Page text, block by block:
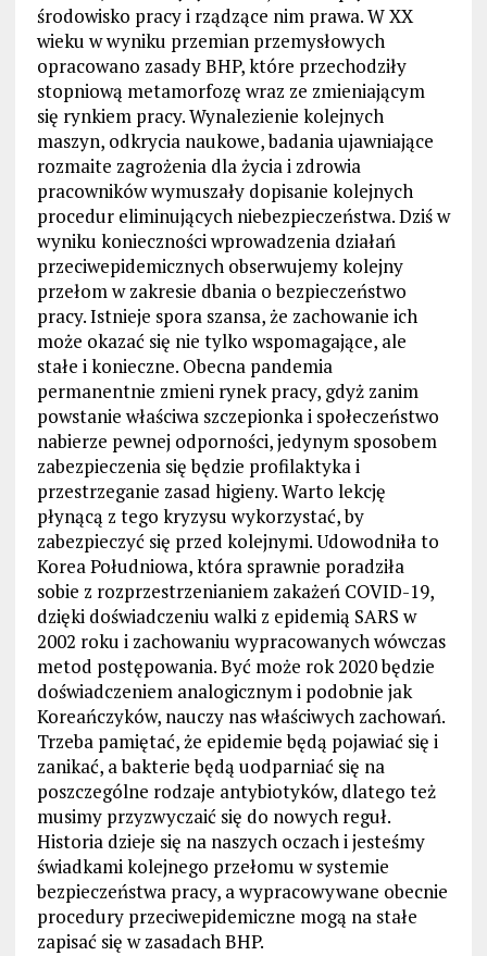
środowisko pracy i rządzące nim prawa. W XX
wieku w wyniku przemian przemysłowych
opracowano zasady BHP, które przechodziły
stopniową metamorfozę wraz ze zmieniającym
się rynkiem pracy. Wynalezienie kolejnych
maszyn, odkrycia naukowe, badania ujawniające
rozmaite zagrożenia dla życia i zdrowia
pracowników wymuszały dopisanie kolejnych
procedur eliminujących niebezpieczeństwa. Dziś w
wyniku konieczności wprowadzenia działań
przeciwepidemicznych obserwujemy kolejny
przełom w zakresie dbania o bezpieczeństwo
pracy. Istnieje spora szansa, że zachowanie ich
może okazać się nie tylko wspomagające, ale
stałe i konieczne. Obecna pandemia
permanentnie zmieni rynek pracy, gdyż zanim
powstanie właściwa szczepionka i społeczeństwo
nabierze pewnej odporności, jedynym sposobem
zabezpieczenia się będzie profilaktyka i
przestrzeganie zasad higieny. Warto lekcję
płynącą z tego kryzysu wykorzystać, by
zabezpieczyć się przed kolejnymi. Udowodniła to
Korea Południowa, która sprawnie poradziła
sobie z rozprzestrzenianiem zakażeń COVID-19,
dzięki doświadczeniu walki z epidemią SARS w
2002 roku i zachowaniu wypracowanych wówczas
metod postępowania. Być może rok 2020 będzie
doświadczeniem analogicznym i podobnie jak
Koreańczyków, nauczy nas właściwych zachowań.
Trzeba pamiętać, że epidemie będą pojawiać się i
zanikać, a bakterie będą uodparniać się na
poszczególne rodzaje antybiotyków, dlatego też
musimy przyzwyczaić się do nowych reguł.
Historia dzieje się na naszych oczach i jesteśmy
świadkami kolejnego przełomu w systemie
bezpieczeństwa pracy, a wypracowywane obecnie
procedury przeciwepidemiczne mogą na stałe
zapisać się w zasadach BHP.